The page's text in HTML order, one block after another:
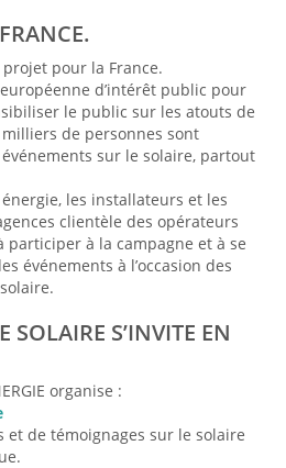
pour la France.
d’intérêt public pour
le public sur les atouts de
de personnes sont
sur le solaire, partout
les installateurs et les
clientèle des opérateurs
à la campagne et à se
événements à l’occasion des
SOLAIRE S’INVITE EN
organise :
et de témoignages sur le solaire